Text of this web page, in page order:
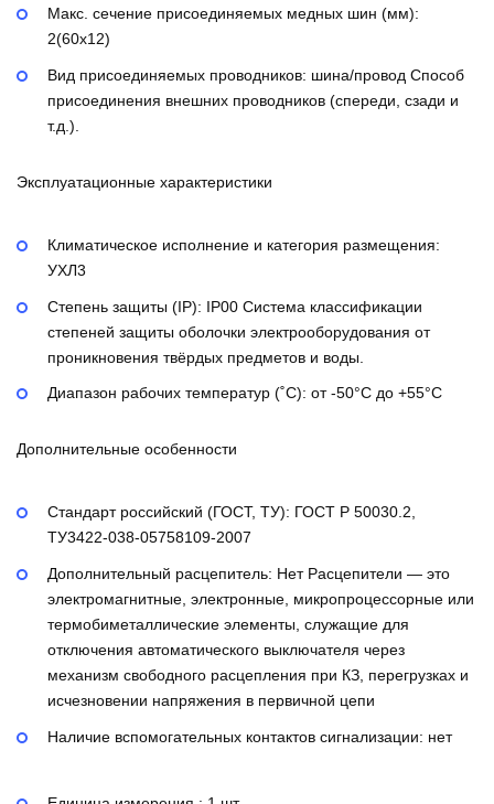
Макс. сечение присоединяемых медных шин (мм):
2(60х12)
Вид присоединяемых проводников: шина/провод Способ
присоединения внешних проводников (спереди, сзади и
т.д.).
Эксплуатационные характеристики
Климатическое исполнение и категория размещения:
УХЛ3
Степень защиты (IP): IP00 Система классификации
степеней защиты оболочки электрооборудования от
проникновения твёрдых предметов и воды.
Диапазон рабочих температур (˚С): от -50°С до +55°С
Дополнительные особенности
Стандарт российский (ГОСТ, ТУ): ГОСТ Р 50030.2,
ТУ3422-038-05758109-2007
Дополнительный расцепитель: Нет Расцепители — это
электромагнитные, электронные, микропроцессорные или
термобиметаллические элементы, служащие для
отключения автоматического выключателя через
механизм свободного расцепления при КЗ, перегрузках и
исчезновении напряжения в первичной цепи
Наличие вспомогательных контактов сигнализации: нет